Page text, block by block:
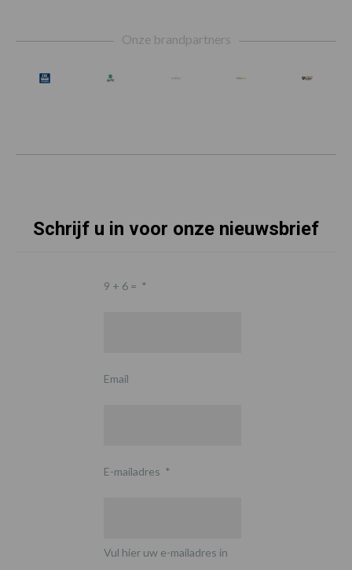
Onze brandpartners
Schrijf u in voor onze nieuwsbrief
9 + 6 = *
Email
E-mailadres *
Vul hier uw e-mailadres in